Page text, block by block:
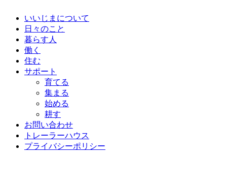
いいじまについて
日々のこと
暮らす人
働く
住む
サポート
育てる
集まる
始める
耕す
お問い合わせ
トレーラーハウス
プライバシーポリシー